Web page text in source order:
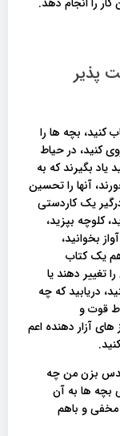
پذیر
کنید، بچه ها را
کنید، در حیاط
بگیرند که به
آنها را تحسین
درگیر یک کاردستی
کلوچه بپزید،
بخوانید،
هم یک کتاب
تغییر دهند یا
دریابید که چه
قوت و
آزار دهنده اعم
حدس بزن من چه
بچه ها به آن
مخفی و باهم